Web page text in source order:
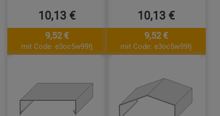
10,13 €
9,52 €
mit Code: e3oc5w99fj
10,13 €
9,52 €
mit Code: e3oc5w99fj